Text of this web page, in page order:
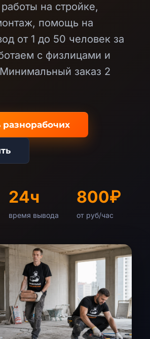
на стройке,
помощь на
от 1 до 50 человек за
с физлицами и
заказ 2
разнорабочих
24ч
время вывода
800₽
от руб/час